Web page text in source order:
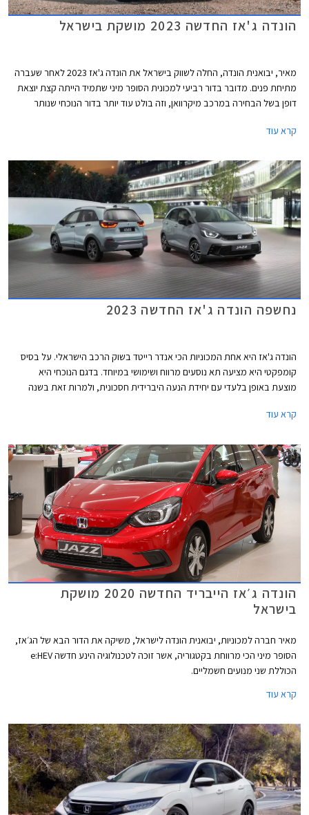
הונדה ג'אז החדשה 2023 מושקת בישראל
מאיר, יבואנית הונדה, החלה לשווק בישראל את הונדה ג'אז 2023 לאחר שעברה
מתיחת פנים. מדובר בדור רביעי למכונית הסופר מיני שתמיד הייתה קצת יוצאת
דופן בשל הבחירה במרכב מיקרוואן, וזה בולט עוד יותר בדור הנוכחי שנותר
פנאי קטנים במקום מיקרוואנים. במסגרת מתיחת הפנים מתייקרת הונדה ג'אז
לרמות האבזור הבכירות. מדובר בעליה של 22,000 ₪ לעומת גרסת הכניסה
היוצאת. יצוין כי רמת האבזור הבסיסית קומפורט נגרעה מההיצע וכעת רמת
האבזור אלגנס משמשת כגרסת הכניסה אך גם אז מדובר בהתייקרות
משמעותית של 15,000 ₪ לעומת הדגם היוצא.
קרא עוד
נחשפה הונדה ג'אז החדשה 2023
הונדה ג'אז היא אחת המכוניות הכי אנדר רייטד בשוק הרכב הישראלי. על בסיס
קומפקטי היא מציעה תא נוסעים מרווח ושימושי במיוחד. בדגם הנוכחי היא
מוצעת באופן בלעדי עם יחידת הנעה היברידית חסכונית, ולמרות זאת בשנה
למתחרות, לתג המחיר הגבוה בוודאי יש חלק בכך. כעת הונדה חושפת מתיחת
הזעומים. הונדה ג'אז המעודכנת תוצע לרכישה באירופה כבר בתקופה הקרובה
ואנו מעריכים כי בהמשך השנה היא תגיע גם לישראל.
קרא עוד
הונדה ג׳אז הייבריד החדשה 2020 מושקת
בישראל
מאיר חברה למכוניות, יבואנית הונדה לישראל, משיקה את הדור הבא של הג׳אז,
הסופר מיני הכי מרווחת בקטגוריה, אשר זוכה לטכנולוגיה הינע חדשה e:HEV
הכוללת שני מנועים חשמליים.
קרא עוד